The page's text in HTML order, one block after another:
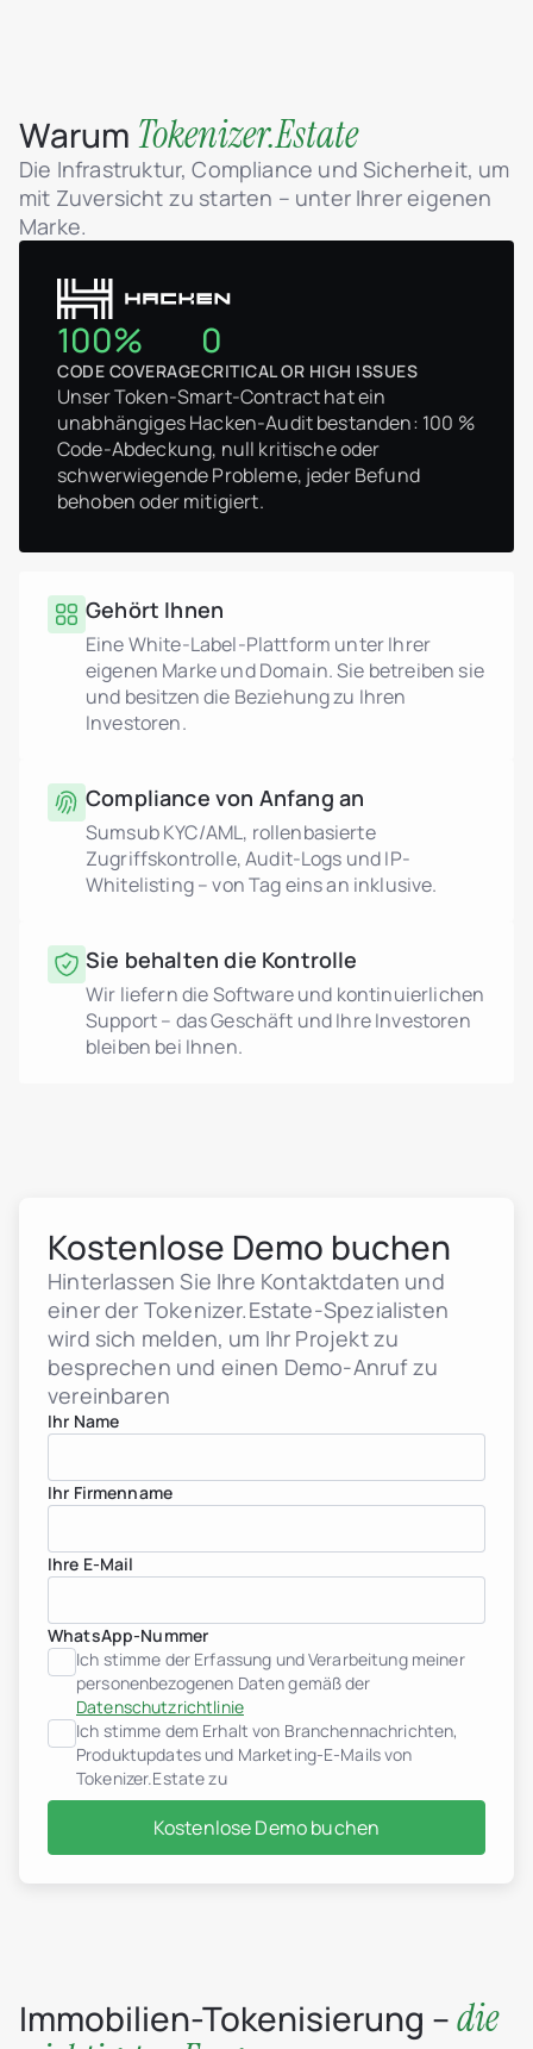
Warum Tokenizer.Estate
Die Infrastruktur, Compliance und Sicherheit, um
mit Zuversicht zu starten – unter Ihrer eigenen
Marke.
100%
CODE COVERAGE
0
CRITICAL OR HIGH ISSUES
Unser Token-Smart-Contract hat ein
unabhängiges Hacken-Audit bestanden: 100 %
Code-Abdeckung, null kritische oder
schwerwiegende Probleme, jeder Befund
behoben oder mitigiert.
Gehört Ihnen
Eine White-Label-Plattform unter Ihrer
eigenen Marke und Domain. Sie betreiben sie
und besitzen die Beziehung zu Ihren
Investoren.
Compliance von Anfang an
Sumsub KYC/AML, rollenbasierte
Zugriffskontrolle, Audit-Logs und IP-
Whitelisting – von Tag eins an inklusive.
Sie behalten die Kontrolle
Wir liefern die Software und kontinuierlichen
Support – das Geschäft und Ihre Investoren
bleiben bei Ihnen.
Kostenlose Demo buchen
Hinterlassen Sie Ihre Kontaktdaten und
einer der Tokenizer.Estate-Spezialisten
wird sich melden, um Ihr Projekt zu
besprechen und einen Demo-Anruf zu
vereinbaren
Ihr Name
Ihr Firmenname
Ihre E-Mail
WhatsApp-Nummer
Ich stimme der Erfassung und Verarbeitung meiner
personenbezogenen Daten gemäß der
Datenschutzrichtlinie
Ich stimme dem Erhalt von Branchennachrichten,
Produktupdates und Marketing-E-Mails von
Tokenizer.Estate zu
Kostenlose Demo buchen
Immobilien-Tokenisierung –die
Immobilien-
Immobilienunternehmen
Finanzinstitute
Vermögende
Albanien
Georgien
Deutschland
Indonesien
Italien
Niederlande
Portugal
Saudi-Arabien
Serbien
Spanien
Thailand
Vereinigte Arabische
Vietnam
Anwendungsfälle
Kontakt